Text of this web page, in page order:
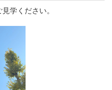
学ください。